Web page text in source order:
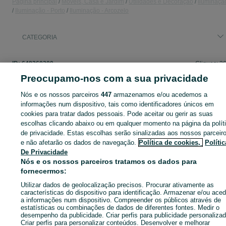
CATEGORIA
ID:648360209 Cliques:
Entra na tua conta OLX ou cria uma nova para contactares
anunciante
Entrar ou criar conta
Preocupamo-nos com a sua privacidade
Nós e os nossos parceiros447 armazenamos e/ou acedemos a
informações num dispositivo, tais como identificadores únicos em
cookies para tratar dados pessoais. Pode aceitar ou gerir as suas
escolhas clicando abaixo ou em qualquer momento na página da
de privacidade. Estas escolhas serão sinalizadas aos nossos
e não afetarão os dados de navegação. Política de cookies,
De Privacidade
Nós e os nossos parceiros tratamos os dados para
fornecermos:
Utilizar dados de geolocalização precisos. Procurar ativamente as
características do dispositivo para identificação. Armazenar e/ou
a informações num dispositivo. Compreender os públicos através de
estatísticas ou combinações de dados de diferentes fontes. Medir o
desempenho da publicidade. Criar perfis para publicidade
Criar perfis para personalizar conteúdos. Desenvolver e melhorar